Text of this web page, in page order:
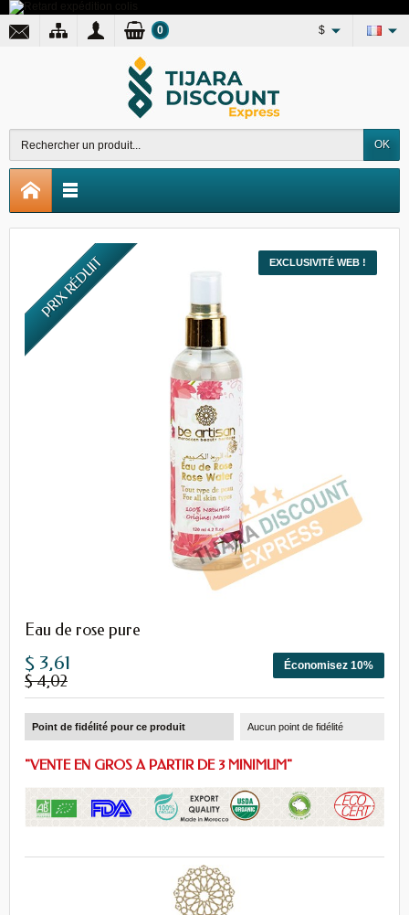
$
OK
0
PRIX RÉDUIT EXCLUSIVITÉ WEB !
Eau de rose pure
Économisez 10%
$ 3,61
$ 4,02
Point de fidélité pour ce produit Aucun point de fidélité
"VENTE EN GROS A PARTIR DE 3 MINIMUM"